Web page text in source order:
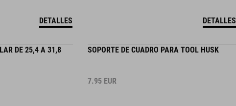
DETALLES DETALLES
DE 25,4 A 31,8 SOPORTE DE CUADRO PARA TOOL HUSK
7.95 EUR